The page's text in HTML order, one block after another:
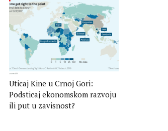
Uticaj Kine u Crnoj Gori:
Podsticaj ekonomskom razvoju
ili put u zavisnost?